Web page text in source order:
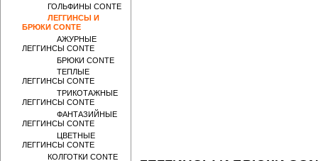
ГОЛЬФИНЫ CONTE
ЛЕГГИНСЫ И
БРЮКИ CONTE
АЖУРНЫЕ
ЛЕГГИНСЫ CONTE
БРЮКИ CONTE
ТЕПЛЫЕ
ЛЕГГИНСЫ CONTE
ТРИКОТАЖНЫЕ
ЛЕГГИНСЫ CONTE
ФАНТАЗИЙНЫЕ
ЛЕГГИНСЫ CONTE
ЦВЕТНЫЕ
ЛЕГГИНСЫ CONTE
КОЛГОТКИ CONTE